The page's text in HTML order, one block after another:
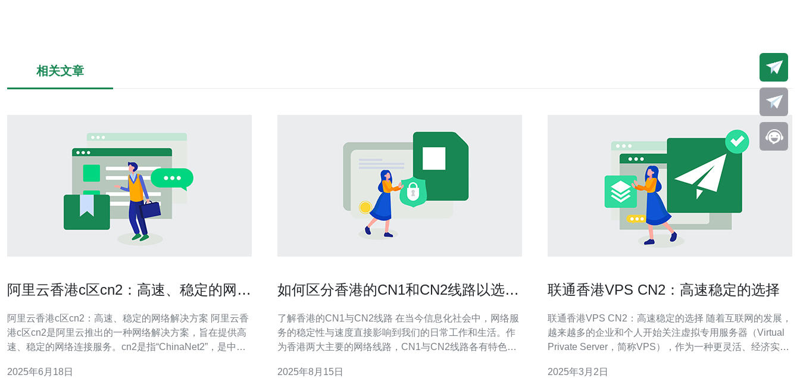
相关文章
阿里云香港c区cn2：高速、稳定的网络
阿里云香港c区cn2：高速、稳定的网络解决方案 阿里云香
港c区cn2是阿里云推出的一种网络解决方案，旨在提供高
速、稳定的网络连接服务。cn2是指“ChinaNet2”，是中国
cn2中，用户可以获得更快的网络速度和更稳定的连接，适
2025年6月18日
如何区分香港的CN1和CN2线路以选择
了解香港的CN1与CN2线路 在当今信息化社会中，网络服
务的稳定性与速度直接影响到我们的日常工作和生活。作
为香港两大主要的网络线路，CN1与CN2线路各有特色，
的区别，以便您能选择到最适合自己的网络服务。 以下是
2025年8月15日
联通香港VPS CN2：高速稳定的选择
联通香港VPS CN2：高速稳定的选择 随着互联网的发展，
越来越多的企业和个人开始关注虚拟专用服务器（Virtual
Private Server，简称VPS），作为一种更灵活、经济实惠
择，为用户提供了优质的网络
2025年3月2日